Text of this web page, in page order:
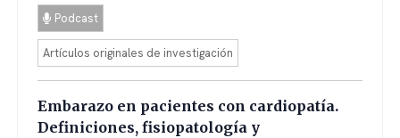
Podcast
Artículos originales de investigación
Embarazo en pacientes con cardiopatía.
Definiciones, fisiopatología y